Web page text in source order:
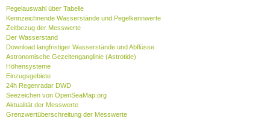
Pegelauswahl über Tabelle
Kennzeichnende Wasserstände und Pegelkennwerte
Zeitbezug der Messwerte
Der Wasserstand
Download langfristiger Wasserstände und Abflüsse
Astronomische Gezeitenganglinie (Astrotide)
Höhensysteme
Einzugsgebiete
24h Regenradar DWD
Seezeichen von OpenSeaMap.org
Aktualität der Messwerte
Grenzwertüberschreitung der Messwerte